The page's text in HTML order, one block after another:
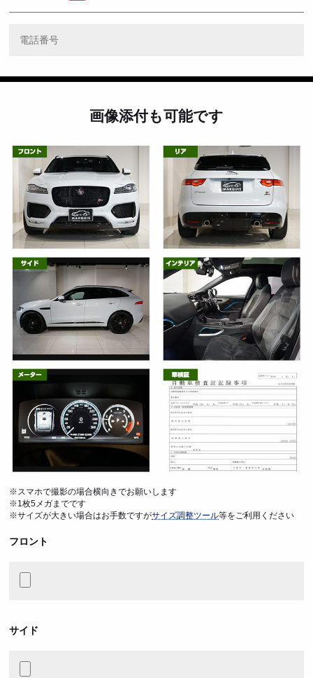
画像添付も可能です
※スマホで撮影の場合横向きでお願いします
※1枚5メガまでです
※サイズが大きい場合はお手数ですがサイズ調整ツール等をご利用ください
フロント
サイド